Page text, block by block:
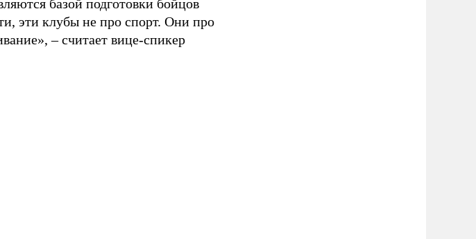
базой подготовки бойцов
эти клубы не про спорт. Они про
– считает вице-спикер